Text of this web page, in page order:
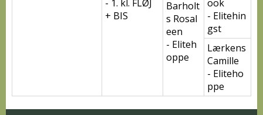
- 1. kl. FLØJ
+ BIS
Barholt
s Rosal
een
- Eliteh
oppe
ook
- Elitehin
gst
Lærkens
Camille
- Eliteho
ppe